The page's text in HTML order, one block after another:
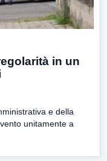
in un
e della
unitamente a